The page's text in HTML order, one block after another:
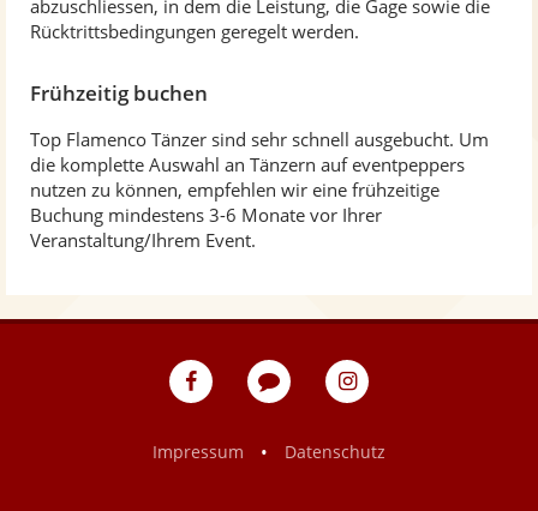
abzuschliessen, in dem die Leistung, die Gage sowie die
Rücktrittsbedingungen geregelt werden.
Frühzeitig buchen
Top Flamenco Tänzer sind sehr schnell ausgebucht. Um
die komplette Auswahl an Tänzern auf eventpeppers
nutzen zu können, empfehlen wir eine frühzeitige
Buchung mindestens 3-6 Monate vor Ihrer
Veranstaltung/Ihrem Event.
eventpeppers
Blog
eventpeppers
Impressum
• Datenschutz